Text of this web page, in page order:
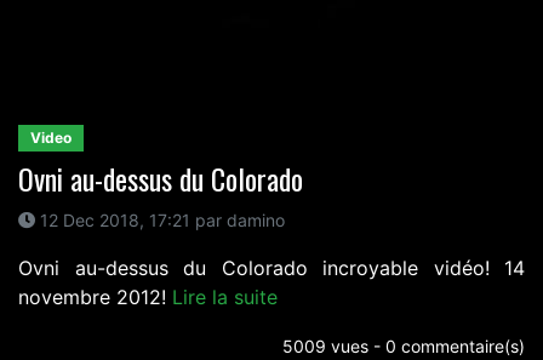
Video
Ovni au-dessus du Colorado
12 Dec 2018, 17:21 par damino
Ovni au-dessus du Colorado incroyable vidéo! 14
novembre 2012! Lire la suite
5009 vues - 0 commentaire(s)